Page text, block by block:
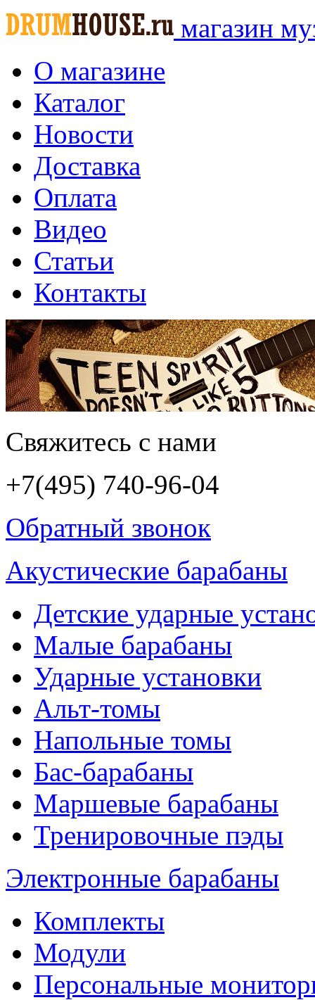
магазин
О магазине
Каталог
Новости
Доставка
Оплата
Видео
Статьи
Контакты
Свяжитесь с нами
+7(495) 740-96-04
Обратный звонок
Акустические барабаны
Детские ударные
Малые барабаны
Ударные установки
Альт-томы
Напольные томы
Бас-барабаны
Маршевые барабаны
Тренировочные пэды
Электронные барабаны
Комплекты
Модули
Персональные